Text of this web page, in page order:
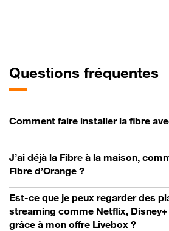
Questions fréquentes
Comment faire installer la fibre
J’ai déjà la Fibre à la maison,
Fibre d’Orange ?
Est-ce que je peux regarder des
streaming comme Netflix,
grâce à mon offre Livebox ?